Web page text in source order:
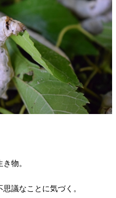
物。
議なことに気づく。